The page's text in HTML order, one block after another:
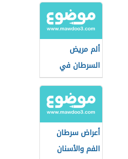
ألم مريض
السرطان في
مراحله الأخيرة
وكيفية تخفيفه
أعراض سرطان
الفم والأسنان